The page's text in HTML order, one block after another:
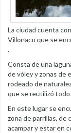
La ciudad cuenta
Villonaco que se
.
Consta de una
de vóley y zonas
rodeado de
que se reutilizó todo
En este lugar se
zona de parrillas, de
acampar y estar en